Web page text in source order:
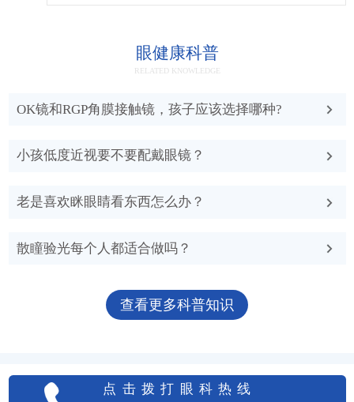
师从视网膜医生有重水之父之称的Stanley
【详细】眼健康科普
RELATED KNOWLEDGE
OK镜和RGP角膜接触镜，孩子应该选择哪种?
小孩低度近视要不要配戴眼镜？
老是喜欢眯眼睛看东西怎么办？
散瞳验光每个人都适合做吗？
查看更多科普知识
点击拨打眼科热线